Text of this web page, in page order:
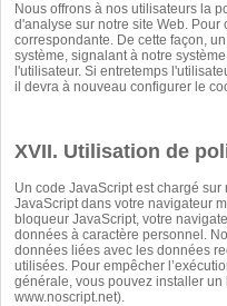
Nous offrons à nos utilisateurs la
d'analyse sur notre site Web.
correspondante. De cette façon,
système, signalant à notre
l'utilisateur. Si entretemps
il devra à nouveau configurer le
XVII. Utilisation de
Un code JavaScript est chargé
JavaScript dans votre navigateur
bloqueur JavaScript, votre
données à caractère personnel.
données liées avec les données
utilisées. Pour empêcher
générale, vous pouvez installer
www.noscript.net).